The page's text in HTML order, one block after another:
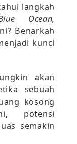
langkah
Ocean,
Benarkah
kunci
akan
sebuah
kosong
potensi
semakin